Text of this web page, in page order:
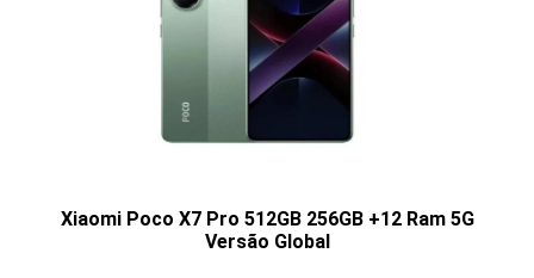
Xiaomi Poco X7 Pro 512GB 256GB +12 Ram 5G
Versão Global